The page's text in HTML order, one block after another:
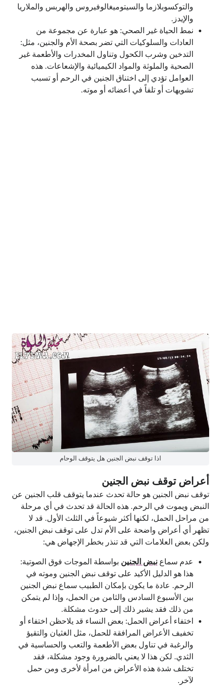
والتوكسوبلازما والسيتوميغالوفيروس والهربس والملاريا
والإيدز.
نمط الحياة غير الصحي: هو عبارة عن مجموعة من
العادات والسلوكيات التي تضر بصحة الأم والجنين، مثل:
التدخين وشرب الكحول وتناول المخدرات والأطعمة غير
الصحية والملوثة والمواد الكيميائية والإشعاعات. هذه
العوامل تؤدي إلى اختناق الجنين في الرحم أو تسبب
تشويهات أو تلفاً في أعضائه أو موته.
اذا توقف نبض الجنين هل يتوقف الوحام
أعراض توقف نبض الجنين
توقف نبض الجنين هو حالة تحدث عندما يتوقف قلب الجنين عن
النبض ويموت في الرحم. هذه الحالة قد تحدث في أي مرحلة
من مراحل الحمل، لكنها أكثر شيوعاً في الثلث الأول. قد لا
تظهر أي أعراض واضحة على الأم تدل على توقف نبض الجنين،
ولكن بعض العلامات التي قد تنذر بخطر الإجهاض هي:
عدم سماع نبض الجنين بواسطة الموجات فوق الصوتية:
هذا هو الدليل الأكيد على توقف نبض الجنين وموته في
الرحم. عادة ما يكون بإمكان الطبيب سماع نبض الجنين
بين الأسبوع السادس والثامن من الحمل، وإذا لم يتمكن
من ذلك فقد يشير ذلك إلى حدوث مشكلة.
اختفاء أعراض الحمل: بعض النساء قد يلاحظن اختفاء أو
تخفيف الأعراض المرافقة للحمل، مثل الغثيان والتقيؤ
والرغبة في تناول بعض الأطعمة والتعب والحساسية في
الثدي. لكن هذا لا يعني بالضرورة وجود مشكلة، فقد
تختلف شدة هذه الأعراض من امرأة لأخرى ومن حمل
لآخر.